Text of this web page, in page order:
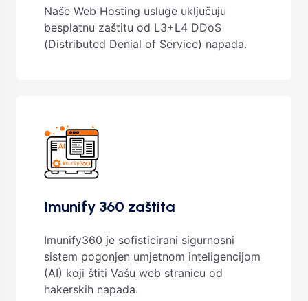
Naše Web Hosting usluge uključuju
besplatnu zaštitu od L3+L4 DDoS
(Distributed Denial of Service) napada.
Imunify 360 zaštita
Imunify360 je sofisticirani sigurnosni
sistem pogonjen umjetnom inteligencijom
(AI) koji štiti Vašu web stranicu od
hakerskih napada.